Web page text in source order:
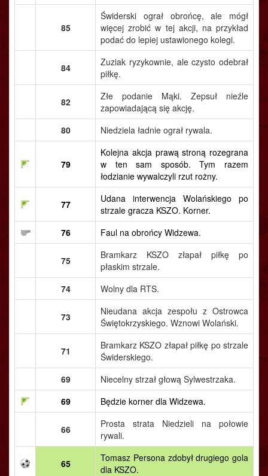
85
Świderski ograł obrońcę, ale mógł
więcej zrobić w tej akcji, na przykład
podać do lepiej ustawionego kolegi.
84
Zuziak ryzykownie, ale czysto odebrał
piłkę.
82
Złe podanie Mąki. Zepsuł nieźle
zapowiadającą się akcję.
80
Niedziela ładnie ograł rywala.
79
Kolejna akcja prawą stroną rozegrana
w ten sam sposób. Tym razem
łodzianie wywalczyli rzut rożny.
77
Udana interwencja Wolańskiego po
strzale gracza KSZO. Korner.
76
Faul na obrońcy Widzewa.
75
Bramkarz KSZO złapał piłkę po
płaskim strzale.
74
Wolny dla RTS.
73
Nieudana akcja zespołu z Ostrowca
Świętokrzyskiego. Wznowi Wolański.
71
Bramkarz KSZO złapał piłkę po strzale
Świderskiego.
69
Niecelny strzał głową Sylwestrzaka.
69
Będzie korner dla Widzewa.
66
Prosta strata Niedzieli na połowie
rywali.
65
Tomasz Persona zdobył drugiego gola
dla KSZO.